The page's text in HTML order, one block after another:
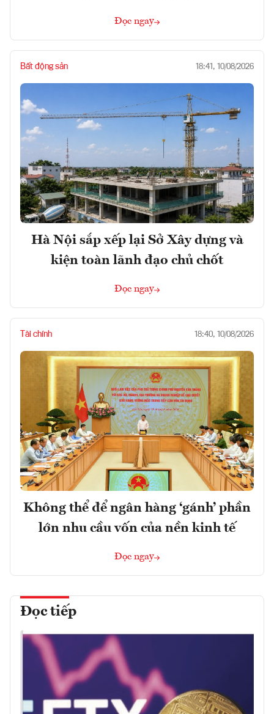
Đọc ngay
Bất động sản 18:41, 10/08/2026
Hà Nội sắp xếp lại Sở Xây dựng và
kiện toàn lãnh đạo chủ chốt
Đọc ngay
Tài chính 18:40, 10/08/2026
Không thể để ngân hàng ‘gánh’ phần
lớn nhu cầu vốn của nền kinh tế
Đọc ngay
Đọc tiếp